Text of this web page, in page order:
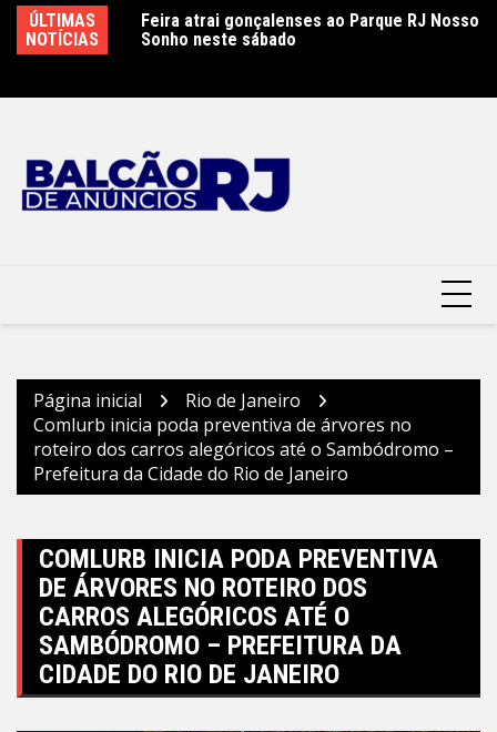
para
ÚLTIMAS
NOTÍCIAS
é controlado
Feira atrai gonçalenses ao Parque RJ Nosso
Sonho neste sábado
Página inicial
Rio de Janeiro
Comlurb inicia poda preventiva de árvores no
roteiro dos carros alegóricos até o Sambódromo –
Prefeitura da Cidade do Rio de Janeiro
COMLURB INICIA PODA PREVENTIVA
DE ÁRVORES NO ROTEIRO DOS
CARROS ALEGÓRICOS ATÉ O
SAMBÓDROMO – PREFEITURA DA
CIDADE DO RIO DE JANEIRO